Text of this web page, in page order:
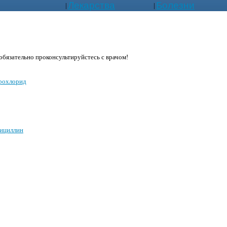
| Лекарства | Болезни
проконсультируйстесь с врачом!